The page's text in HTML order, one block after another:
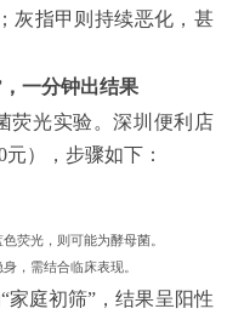
灰指甲则持续恶化，甚
一分钟出结果
荧光实验。深圳便利店
），步骤如下：
荧光，则可能为酵母菌。
，需结合临床表现。
家庭初筛”，结果呈阳性